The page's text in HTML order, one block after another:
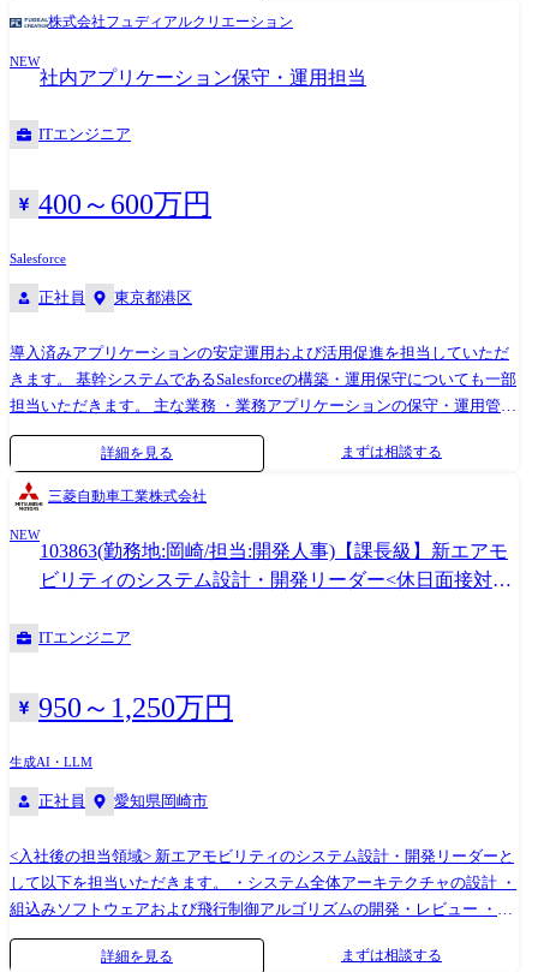
ムの強化など)
株式会社フュディアルクリエーション
NEW
社内アプリケーション保守・運用担当
ITエンジニア
400～600万円
Salesforce
正社員 東京都港区
導入済みアプリケーションの安定運用および活用促進を担当していただ
きます。 基幹システムであるSalesforceの構築・運用保守についても一部
担当いただきます。 主な業務 ・業務アプリケーションの保守・運用管理
・利用部門からの問い合わせ対応 ・不具合の切り分けおよびベンダーへ
のエスカレーション ・アプリケーションの設定変更・運用改善 ・IT関連
の簡易サポート業務 ●部署 情報システム部 ●職種 社内アプリケーション
保守・運用担当
詳細を見る まずは相談する
三菱自動車工業株式会社
NEW
103863(勤務地:岡崎/担当:開発人事)【課長級】新エアモ
ビリティのシステム設計・開発リーダー<休日面接対象:
ITエンジニア
950～1,250万円
生成AI・LLM
正社員 愛知県岡崎市
<入社後の担当領域> 新エアモビリティのシステム設計・開発リーダーと
して以下を担当いただきます。 ・システム全体アーキテクチャの設計 ・
組込みソフトウェアおよび飛行制御アルゴリズムの開発・レビュー ・通
信システム設計 ・安全性・信頼性設計および認証対応 ・開発プロジェク
トの技術リード <使用ツール> MATLAB/Simulink, CATIA, PX4 / ArduPilot
詳細を見る まずは相談する